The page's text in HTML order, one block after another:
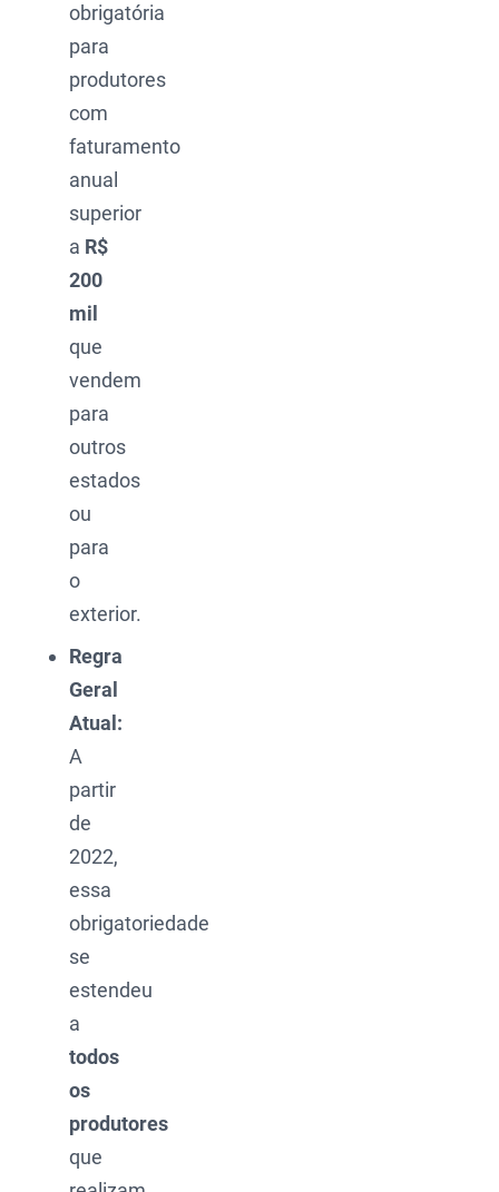
obrigatória
para
produtores
com
faturamento
anual
superior
a R$
200
mil
que
vendem
para
outros
estados
ou
para
o
exterior.
Regra
Geral
Atual:
A
partir
de
2022,
essa
obrigatoriedade
se
estendeu
a
todos
os
produtores
que